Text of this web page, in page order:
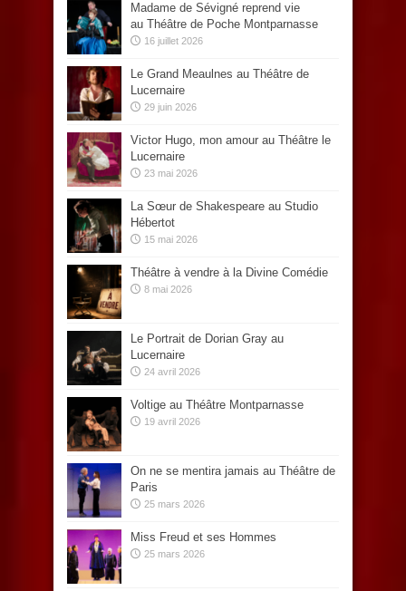
Madame de Sévigné reprend vie
au Théâtre de Poche Montparnasse
16 juillet 2026
Le Grand Meaulnes au Théâtre de
Lucernaire
29 juin 2026
Victor Hugo, mon amour au Théâtre le
Lucernaire
23 mai 2026
La Sœur de Shakespeare au Studio
Hébertot
15 mai 2026
Théâtre à vendre à la Divine Comédie
8 mai 2026
Le Portrait de Dorian Gray au
Lucernaire
24 avril 2026
Voltige au Théâtre Montparnasse
19 avril 2026
On ne se mentira jamais au Théâtre de
Paris
25 mars 2026
Miss Freud et ses Hommes
25 mars 2026